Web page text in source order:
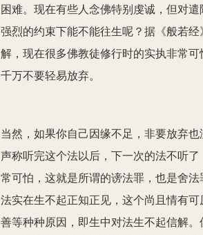
困难。现在有些人念佛特别虔诚，但对
强烈的约束下能不能往生呢？据《般若
解，现在很多佛教徒修行时的实执非常
千万不要轻易放弃。
当然，如果你自己因缘不足，非要放弃
声称听完这个法以后，下一次的法不听
常可怕，这就是所谓的谤法罪，也是舍
法实在生不起正知正见，这个尚且情有
善等种种原因，即生中对法生不起信解